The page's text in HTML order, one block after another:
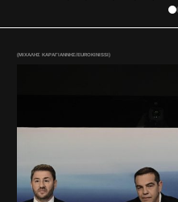
(ΜΙΧΑΛΗΣ ΚΑΡΑΓΙΑΝΝΗΣ/EUROKINISSI)